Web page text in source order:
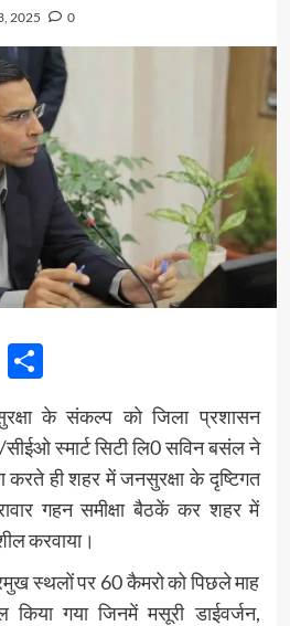
2025 0
Share
के संकल्प को जिला प्रशासन
सीईओ स्मार्ट सिटी लि0 सविन बसंल ने
करते ही शहर में जनसुरक्षा के दृष्टिगत
गहन समीक्षा बैठकें कर शहर में
करवाया।
स्थलों पर 60 कैमरो को पिछले माह
किया गया जिनमें मसूरी डाईवर्जन,